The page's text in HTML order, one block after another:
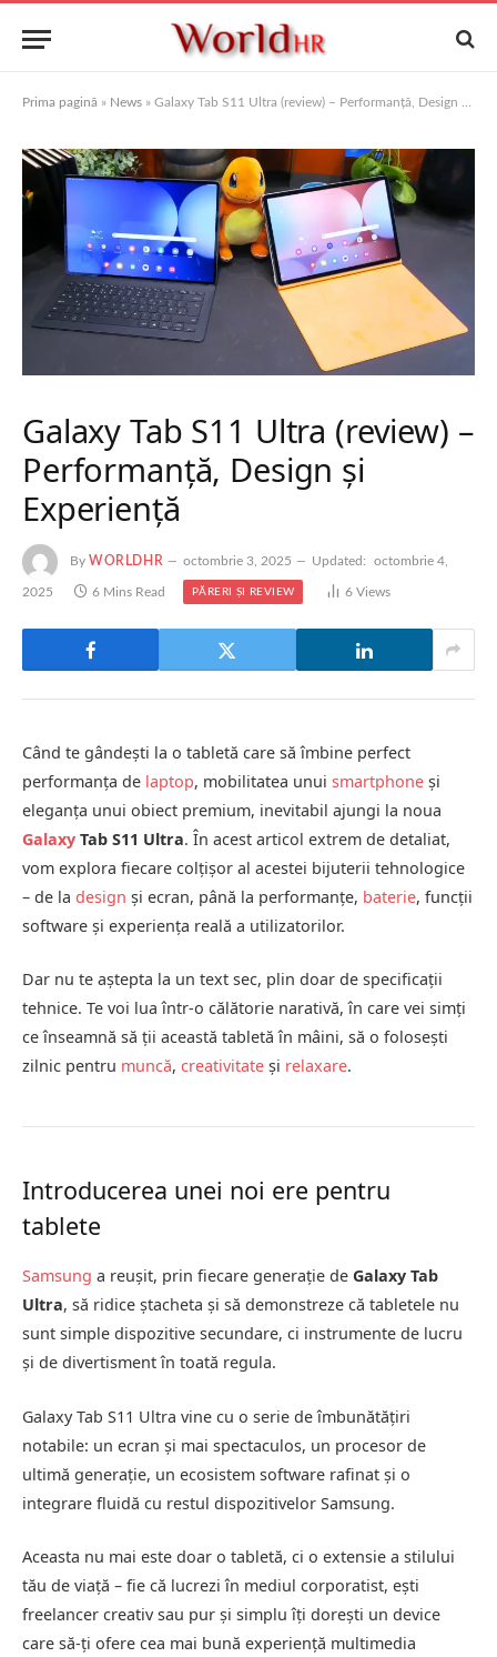
Prima pagină » News » Galaxy Tab S11 Ultra (review) – Performanță, Design și Experiență
Galaxy Tab S11 Ultra (review) –
Performanță, Design și
Experiență
By WORLDHR octombrie 3, 2025 Updated: octombrie 4,
2025 6 Mins Read PĂRERI ȘI REVIEW 6Views
Când te gândești la o tabletă care să îmbine perfect
performanța de laptop, mobilitatea unui smartphone și
eleganța unui obiect premium, inevitabil ajungi la noua
Galaxy Tab S11 Ultra. În acest articol extrem de detaliat,
vom explora fiecare colțișor al acestei bijuterii tehnologice
– de la design și ecran, până la performanțe, baterie, funcții
software și experiența reală a utilizatorilor.
Dar nu te aștepta la un text sec, plin doar de specificații
tehnice. Te voi lua într-o călătorie narativă, în care vei simți
ce înseamnă să ții această tabletă în mâini, să o folosești
zilnic pentru muncă, creativitate și relaxare.
Introducerea unei noi ere pentru
tablete
Samsung a reușit, prin fiecare generație de Galaxy Tab
Ultra, să ridice ștacheta și să demonstreze că tabletele nu
sunt simple dispozitive secundare, ci instrumente de lucru
și de divertisment în toată regula.
Galaxy Tab S11 Ultra vine cu o serie de îmbunătățiri
notabile: un ecran și mai spectaculos, un procesor de
ultimă generație, un ecosistem software rafinat și o
integrare fluidă cu restul dispozitivelor Samsung.
Aceasta nu mai este doar o tabletă, ci o extensie a stilului
tău de viață – fie că lucrezi în mediul corporatist, ești
freelancer creativ sau pur și simplu îți dorești un device
care să-ți ofere cea mai bună experiență multimedia